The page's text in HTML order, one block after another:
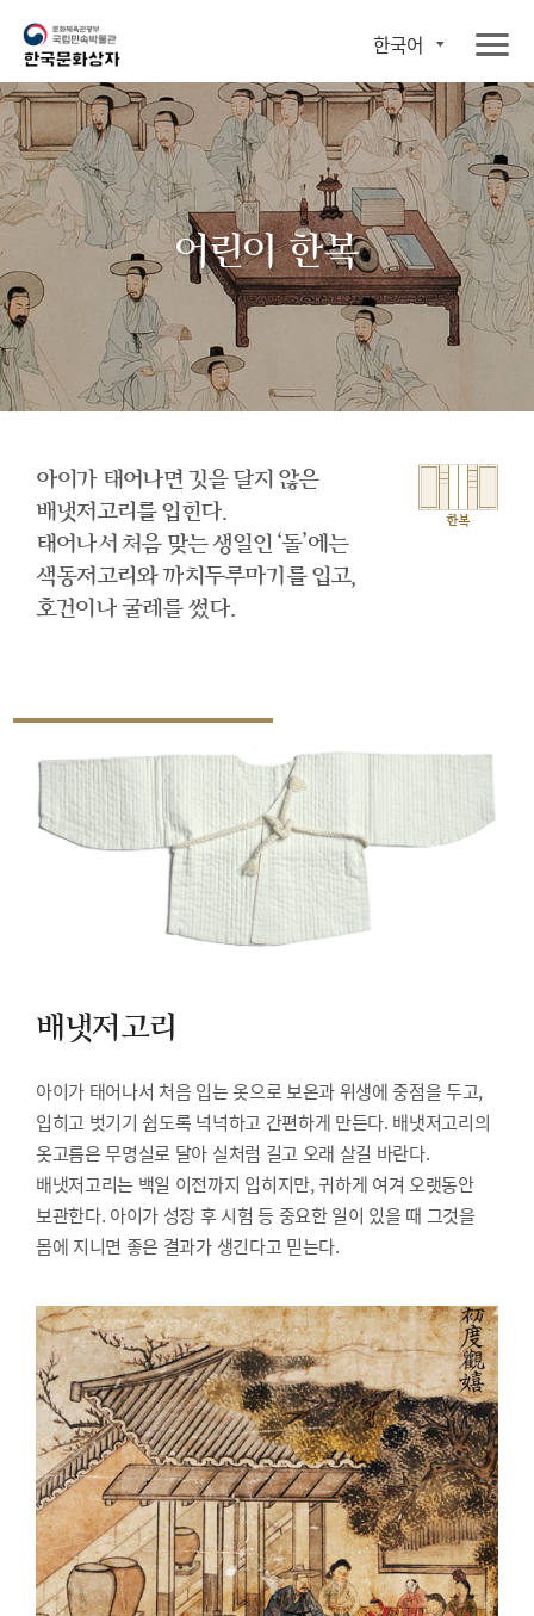
한국어
어린이 한복
아이가 태어나면 깃을 달지 않은
배냇저고리를 입힌다.
태어나서 처음 맞는 생일인 ‘돌’에는
색동저고리와 까치두루마기를 입고,
호건이나 굴레를 썼다.
한복
배냇저고리
아이가 태어나서 처음 입는 옷으로 보온과 위생에 중점을 두고,
입히고 벗기기 쉽도록 넉넉하고 간편하게 만든다. 배냇저고리의
옷고름은 무명실로 달아 실처럼 길고 오래 살길 바란다.
배냇저고리는 백일 이전까지 입히지만, 귀하게 여겨 오랫동안
보관한다. 아이가 성장 후 시험 등 중요한 일이 있을 때 그것을
몸에 지니면 좋은 결과가 생긴다고 믿는다.